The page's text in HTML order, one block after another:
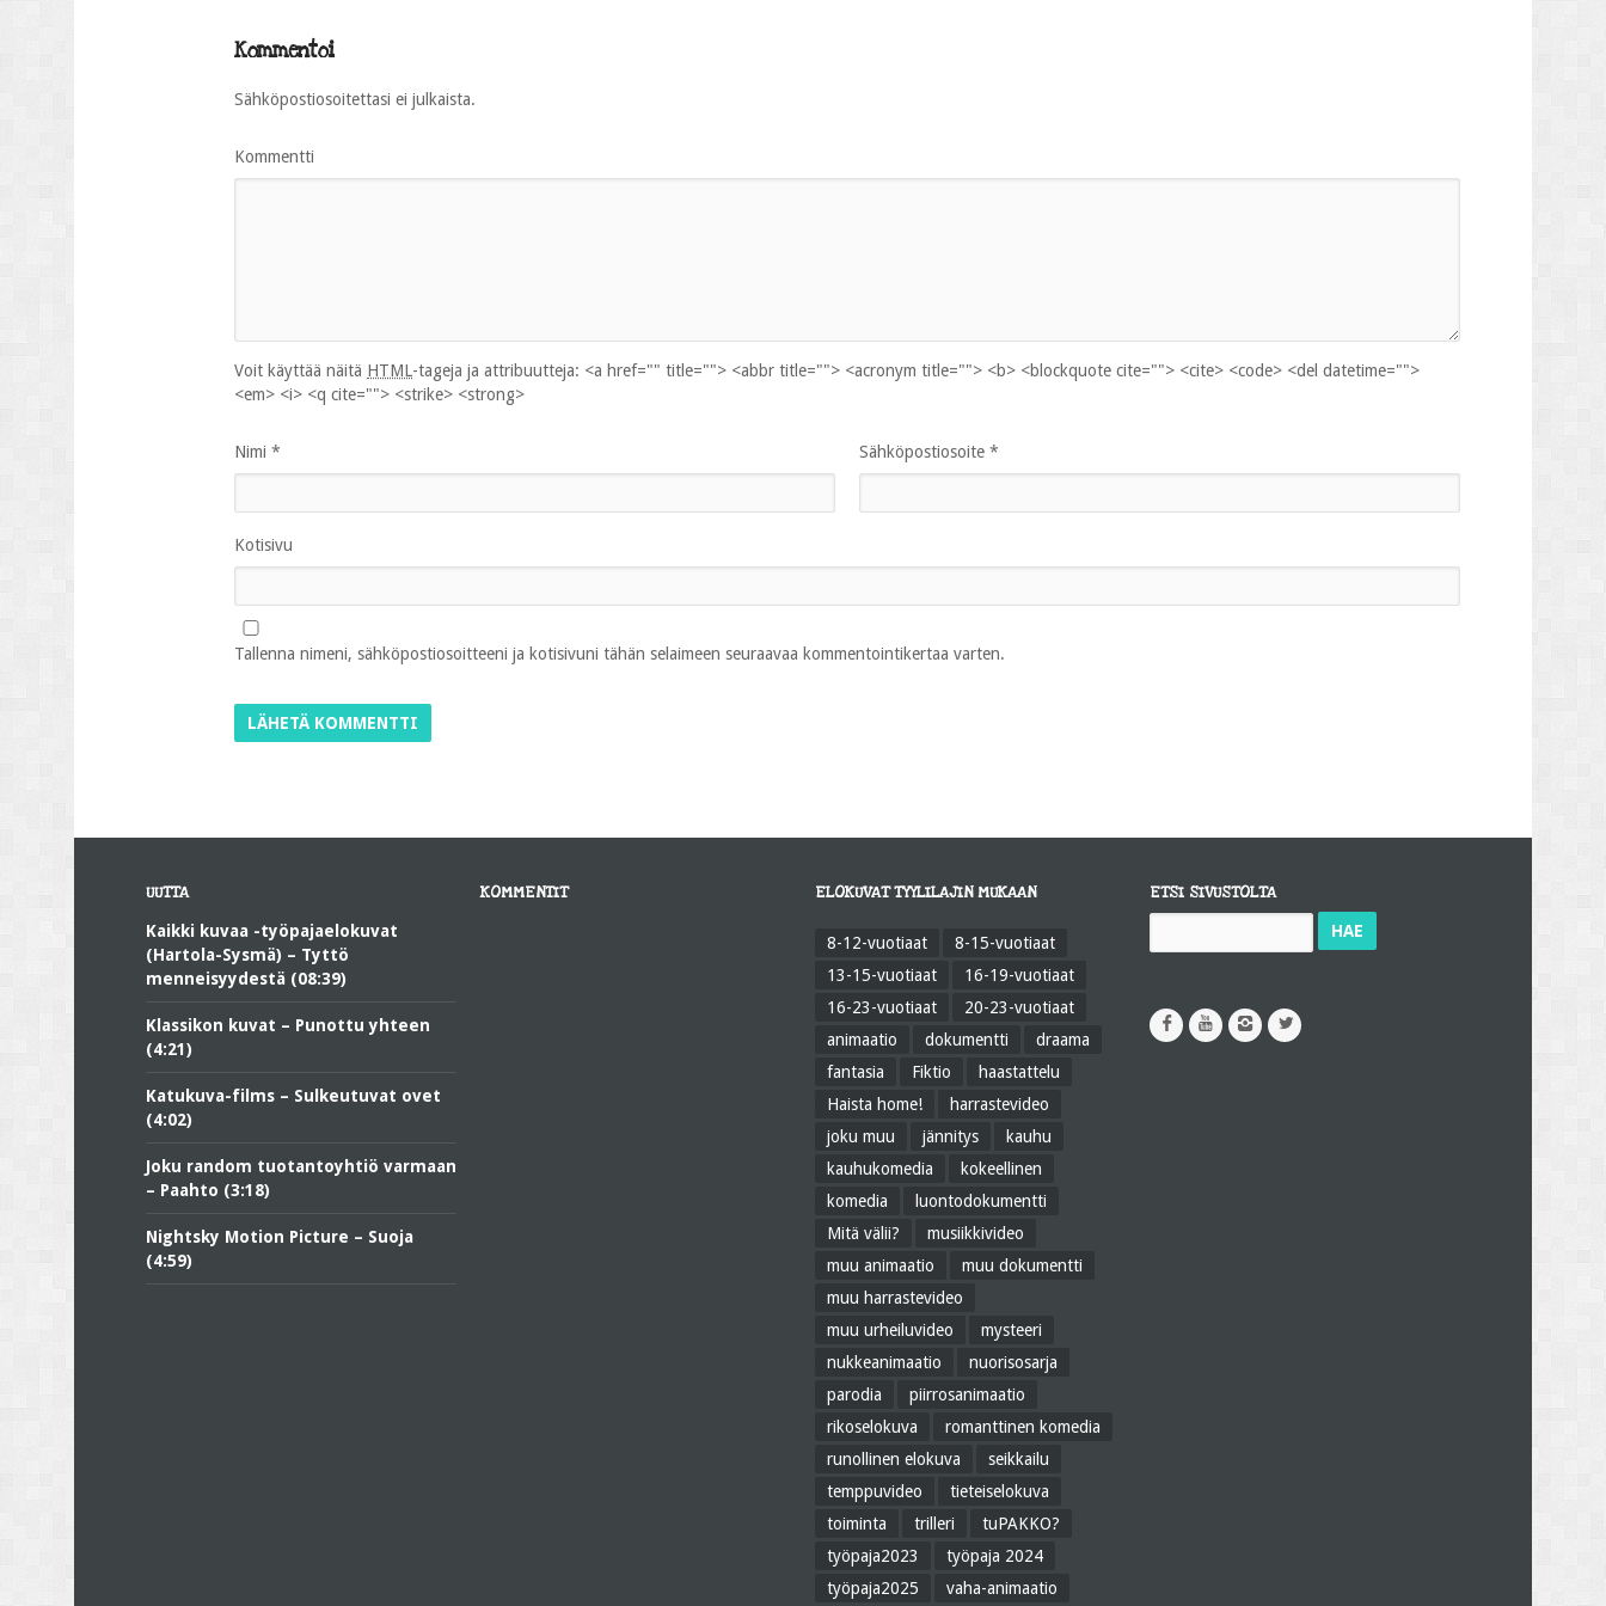
Kommentoi
Sähköpostiosoitettasi ei julkaista.
Kommentti
Voit käyttää näitä HTML-tageja ja attribuutteja: <a href="" title=""> <abbr title=""> <acronym title=""> <b> <blockquote cite=""> <cite> <code> <del datetime="">
<em> <i> <q cite=""> <strike> <strong>
Nimi * Sähköpostiosoite *
Kotisivu
Tallenna nimeni, sähköpostiosoitteeni ja kotisivuni tähän selaimeen seuraavaa kommentointikertaa varten.
UUTTA
Kaikki kuvaa -työpajaelokuvat
(Hartola-Sysmä) – Tyttö
menneisyydestä (08:39)
Klassikon kuvat – Punottu yhteen
(4:21)
Katukuva-films – Sulkeutuvat ovet
(4:02)
Joku random tuotantoyhtiö varmaan
– Paahto (3:18)
Nightsky Motion Picture – Suoja
(4:59)
KOMMENTIT ELOKUVAT TYYLILAJIN MUKAAN
8-12-vuotiaat
8-15-vuotiaat
13-15-vuotiaat
16-19-vuotiaat
16-23-vuotiaat
20-23-vuotiaat
animaatio
dokumentti
draama
fantasia
Fiktio
haastattelu
Haista home!
harrastevideo
joku muu
jännitys
kauhu
kauhukomedia
kokeellinen
komedia
luontodokumentti
Mitä välii?
musiikkivideo
muu animaatio
muu dokumentti
muu harrastevideo
muu urheiluvideo
mysteeri
nukkeanimaatio
nuorisosarja
parodia
piirrosanimaatio
rikoselokuva
romanttinen komedia
runollinen elokuva
seikkailu
temppuvideo
tieteiselokuva
toiminta
trilleri
tuPAKKO?
työpaja2023
työpaja 2024
työpaja2025
vaha-animaatio
ETSI SIVUSTOLTA